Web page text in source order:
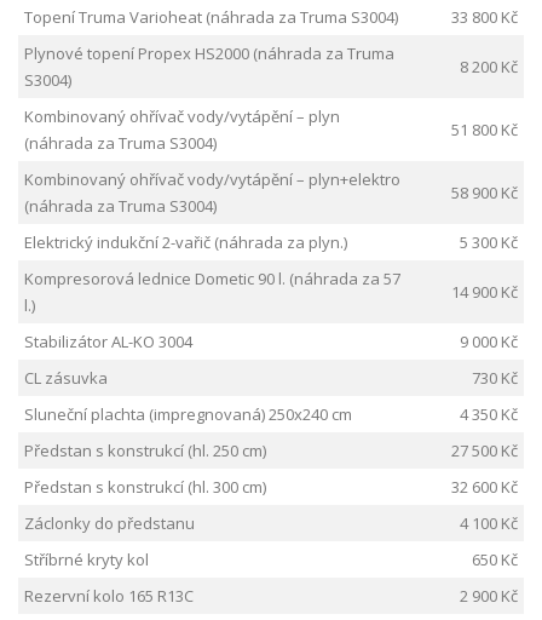
Topení Truma Varioheat (náhrada za Truma S3004)
33 800 Kč
Plynové topení Propex HS2000 (náhrada za Truma
S3004)
8 200 Kč
Kombinovaný ohřívač vody/vytápění – plyn
(náhrada za Truma S3004)
51 800 Kč
Kombinovaný ohřívač vody/vytápění – plyn+elektro
(náhrada za Truma S3004)
58 900 Kč
Elektrický indukční 2-vařič (náhrada za plyn.)
5 300 Kč
Kompresorová lednice Dometic 90 l. (náhrada za 57
l.)
14 900 Kč
Stabilizátor AL-KO 3004
9 000 Kč
CL zásuvka
730 Kč
Sluneční plachta (impregnovaná) 250x240 cm
4 350 Kč
Předstan s konstrukcí (hl. 250 cm)
27 500 Kč
Předstan s konstrukcí (hl. 300 cm)
32 600 Kč
Záclonky do předstanu
4 100 Kč
Stříbrné kryty kol
650 Kč
Rezervní kolo 165 R13C
2 900 Kč